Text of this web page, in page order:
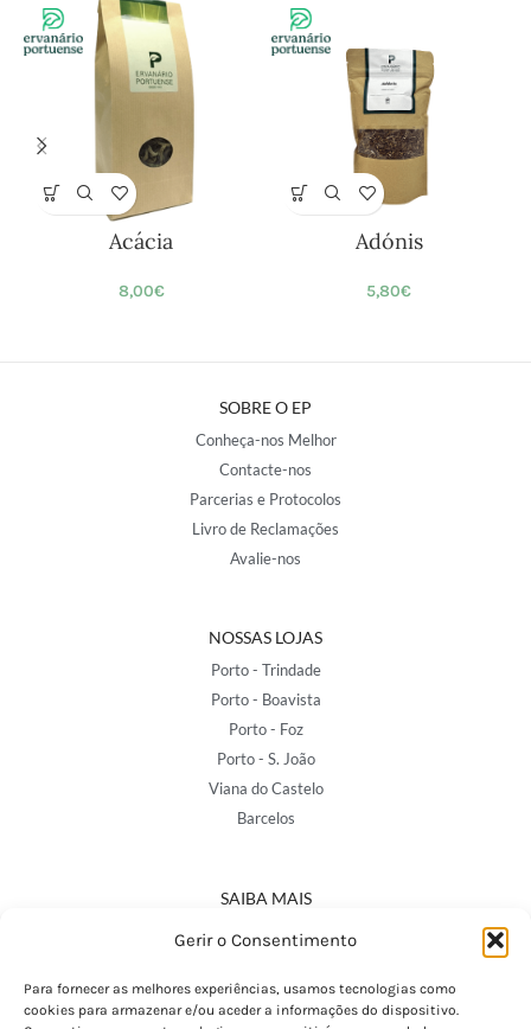
Gerir o Consentimento
Para fornecer as melhores experiências, usamos tecnologias como
cookies para armazenar e/ou aceder a informações do dispositivo.
Acácia
8,00€
Adónis
5,80€
SOBRE O EP
Conheça-nos Melhor
Contacte-nos
Parcerias e Protocolos
Livro de Reclamações
Avalie-nos
NOSSAS LOJAS
Porto - Trindade
Porto - Boavista
Porto - Foz
Porto - S. João
Viana do Castelo
Barcelos
SAIBA MAIS
Política de Privacidade
Termos e Condições
Perguntas Frequentes